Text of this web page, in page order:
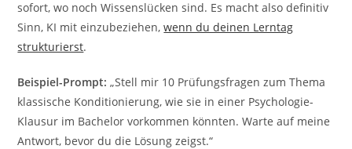
sofort, wo noch Wissenslücken sind. Es macht also definitiv
Sinn, KI mit einzubeziehen,wenn du deinen Lerntag
strukturierst.
Beispiel-Prompt: „Stell mir 10 Prüfungsfragen zum Thema
klassische Konditionierung, wie sie in einer Psychologie-
Klausur im Bachelor vorkommen könnten. Warte auf meine
Antwort, bevor du die Lösung zeigst.“